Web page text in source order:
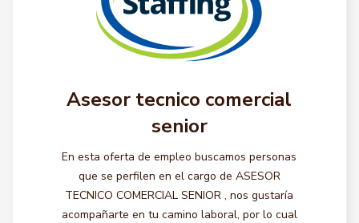
Asesor tecnico comercial
senior
En esta oferta de empleo buscamos personas
que se perfilen en el cargo de ASESOR
TECNICO COMERCIAL SENIOR , nos gustaría
acompañarte en tu camino laboral, por lo cual